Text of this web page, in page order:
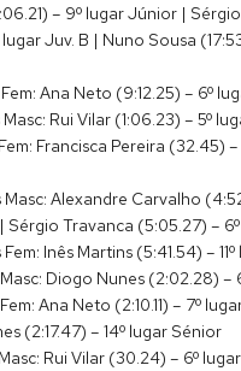
– 9º lugar Júnior |
lugar Juv. B | Nuno Sousa
Ana Neto (9:12.25) – 6º
Rui Vilar (1:06.23) – 5º
Francisca Pereira (32.45)
Alexandre Carvalho
Travanca (5:05.27) –
Inês Martins (5:41.54) –
Diogo Nunes (2:02.28) –
Ana Neto (2:10.11) – 7º
(2:17.47) – 14º lugar Sénior
Rui Vilar (30.24) – 6º